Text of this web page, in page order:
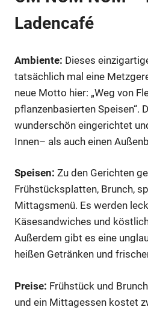
Ladencafé
Ambiente: Dieses
tatsächlich mal eine
neue Motto hier: „Weg von
pflanzenbasierten Speisen“.
wunderschön eingerichtet
Innen– als auch einen
Speisen: Zu den Gerichten
Frühstücksplatten, Brunch,
Mittagsmenü. Es werden
Käsesandwiches und
Außerdem gibt es eine
heißen Getränken und
Preise: Frühstück und
und ein Mittagessen kostet